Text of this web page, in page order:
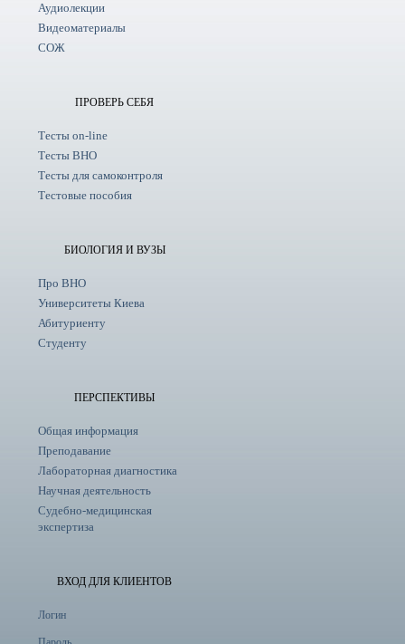
Аудиолекции
Видеоматериалы
СОЖ
ПРОВЕРЬ СЕБЯ
Тесты on-line
Тесты ВНО
Тесты для самоконтроля
Тестовые пособия
БИОЛОГИЯ И ВУЗЫ
Про ВНО
Университеты Киева
Абитуриенту
Студенту
ПЕРСПЕКТИВЫ
Общая информация
Преподавание
Лабораторная диагностика
Научная деятельность
Судебно-медицинская
экспертиза
ВХОД ДЛЯ КЛИЕНТОВ
Логин